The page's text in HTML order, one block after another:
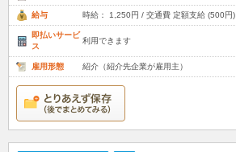
給与 時給： 1,250円 / 交通費 定額支給 (500円)
即払いサービ
ス
利用できます
雇用形態 紹介（紹介先企業が雇用主）